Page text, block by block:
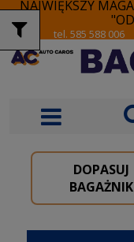
NAJWIĘKSZY
tel. 585 588 006
DOPASUJ
BAGAŻNIK